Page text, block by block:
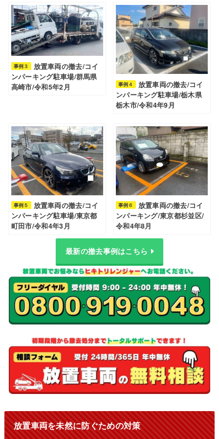
事例３
放置車両の撤去/コイ
ンパーキング駐車場/群馬県
高崎市/令和5年2月
事例４
放置車両の撤去/コイ
ンパーキング駐車場/栃木県
栃木市/令和4年9月
事例５
放置車両の撤去/コイ
ンパーキング駐車場/東京都
町田市/令和4年3月
事例６
放置車両の撤去/コイ
ンパーキング/東京都杉並区/
令和4年8月
最新の撤去事例はこちら
放置車両を未然に防ぐための対策